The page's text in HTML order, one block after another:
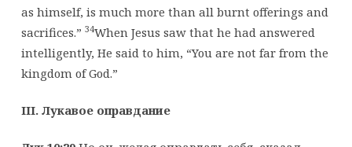
as himself, is much more than all burnt offerings and
sacrifices.” 34When Jesus saw that he had answered
intelligently, He said to him, “You are not far from the
kingdom of God.”
III. Лукавое оправдание